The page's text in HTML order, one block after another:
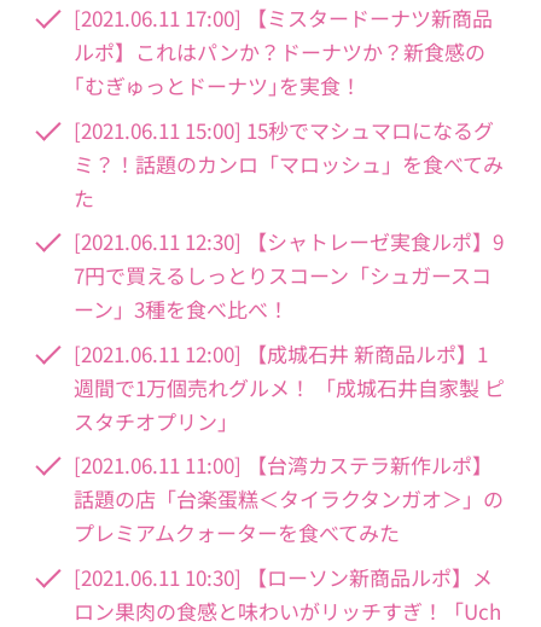
[2021.06.11 17:00] 【ミスタードーナツ新商品
ルポ】これはパンか？ドーナツか？新食感の
｢むぎゅっとドーナツ｣を実食！
[2021.06.11 15:00] 15秒でマシュマロになるグ
ミ？！話題のカンロ「マロッシュ」を食べてみ
た
[2021.06.11 12:30] 【シャトレーゼ実食ルポ】9
7円で買えるしっとりスコーン「シュガースコ
ーン」3種を食べ比べ！
[2021.06.11 12:00] 【成城石井 新商品ルポ】1
週間で1万個売れグルメ！ 「成城石井自家製 ピ
スタチオプリン」
[2021.06.11 11:00] 【台湾カステラ新作ルポ】
話題の店「台楽蛋糕＜タイラクタンガオ＞」の
プレミアムクォーターを食べてみた
[2021.06.11 10:30] 【ローソン新商品ルポ】メ
ロン果肉の食感と味わいがリッチすぎ！「Uch